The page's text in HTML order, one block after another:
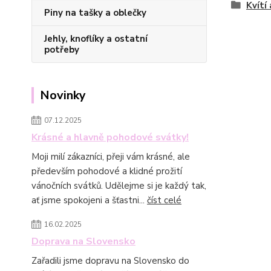
Piny na tašky a oblečky
Jehly, knoflíky a ostatní
potřeby
Novinky
07.12.2025
Krásné a hlavně pohodové svátky!
Moji milí zákazníci, přeji vám krásné, ale
především pohodové a klidné prožití
vánočních svátků. Udělejme si je každý tak,
ať jsme spokojeni a šťastni... číst celé
16.02.2025
Doprava na Slovensko
Zařadili jsme dopravu na Slovensko do
Kvítí